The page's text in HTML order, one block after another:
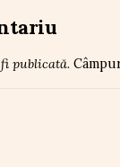
publicată.